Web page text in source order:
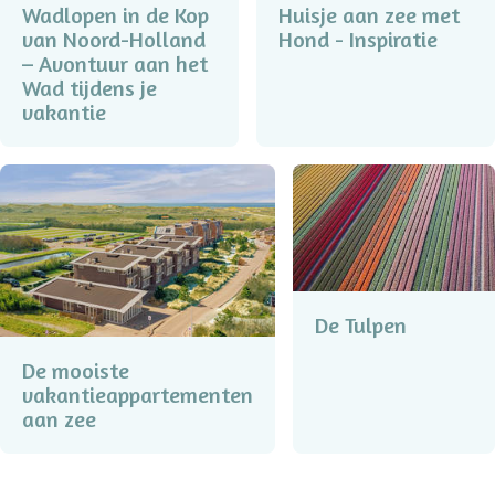
Wadlopen in de Kop
van Noord-Holland
– Avontuur aan het
Wad tijdens je
vakantie
Huisje aan zee met
Hond - Inspiratie
De mooiste
vakantieappartementen
aan zee
De Tulpen